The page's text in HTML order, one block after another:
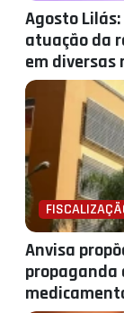
Agosto
atuação da
em diversas
Anvisa
propaganda